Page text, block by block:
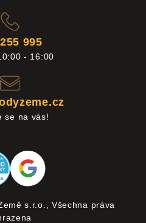
995
- 16:00
se na vás!
s.r.o., Všechna práva